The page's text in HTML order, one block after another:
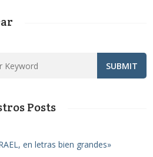
Posts
en letras bien grandes»